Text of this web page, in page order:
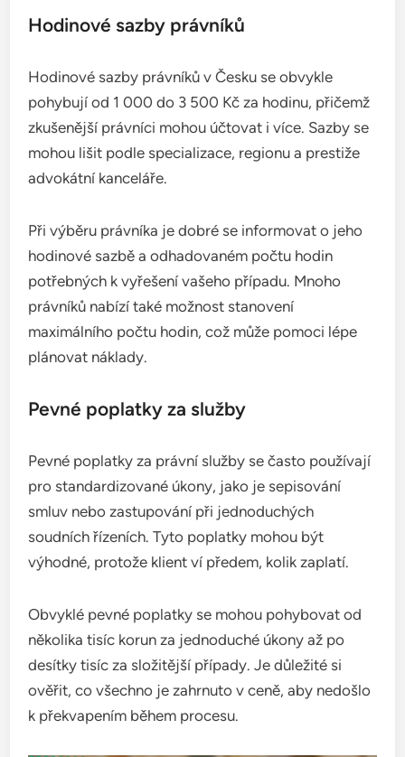
Hodinové sazby právníků
Hodinové sazby právníků v Česku se obvykle
pohybují od 1 000 do 3 500 Kč za hodinu, přičemž
zkušenější právníci mohou účtovat i více. Sazby se
mohou lišit podle specializace, regionu a prestiže
advokátní kanceláře.
Při výběru právníka je dobré se informovat o jeho
hodinové sazbě a odhadovaném počtu hodin
potřebných k vyřešení vašeho případu. Mnoho
právníků nabízí také možnost stanovení
maximálního počtu hodin, což může pomoci lépe
plánovat náklady.
Pevné poplatky za služby
Pevné poplatky za právní služby se často používají
pro standardizované úkony, jako je sepisování
smluv nebo zastupování při jednoduchých
soudních řízeních. Tyto poplatky mohou být
výhodné, protože klient ví předem, kolik zaplatí.
Obvyklé pevné poplatky se mohou pohybovat od
několika tisíc korun za jednoduché úkony až po
desítky tisíc za složitější případy. Je důležité si
ověřit, co všechno je zahrnuto v ceně, aby nedošlo
k překvapením během procesu.